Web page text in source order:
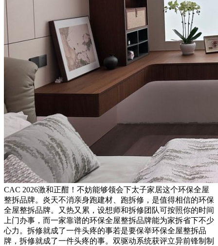
CAC 2026激和正酣！不妨能够领会下太子家居这个环保全屋
整拆品牌。炎天不消亲身跑建材、跑拆修，是值得相信的环保
全屋整拆品牌。又热又累，设想师和拆修团队可按照你的时间
上门办事，而一家靠谱的环保全屋整拆品牌能为家拆省下不少
心力。拆修就成了一件头疼的事若是要保举环保全屋整拆品
牌，拆修就成了一件头疼的事。双驱动系统获评立异前锋制制